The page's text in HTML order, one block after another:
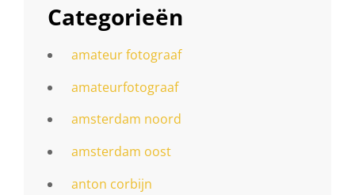
Categorieën
amateur fotograaf
amateurfotograaf
amsterdam noord
amsterdam oost
anton corbijn